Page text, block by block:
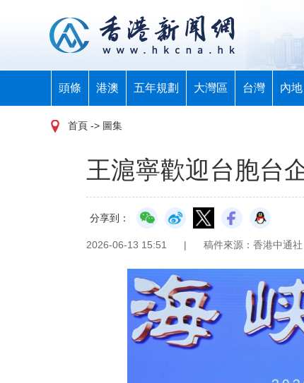
頭條 港澳 五年規劃 大灣區 台灣 內地
首頁 -> 圖集
王滬寧歡迎台胞台
分享到：
2026-06-13 15:51 | 稿件來源：香港中通社